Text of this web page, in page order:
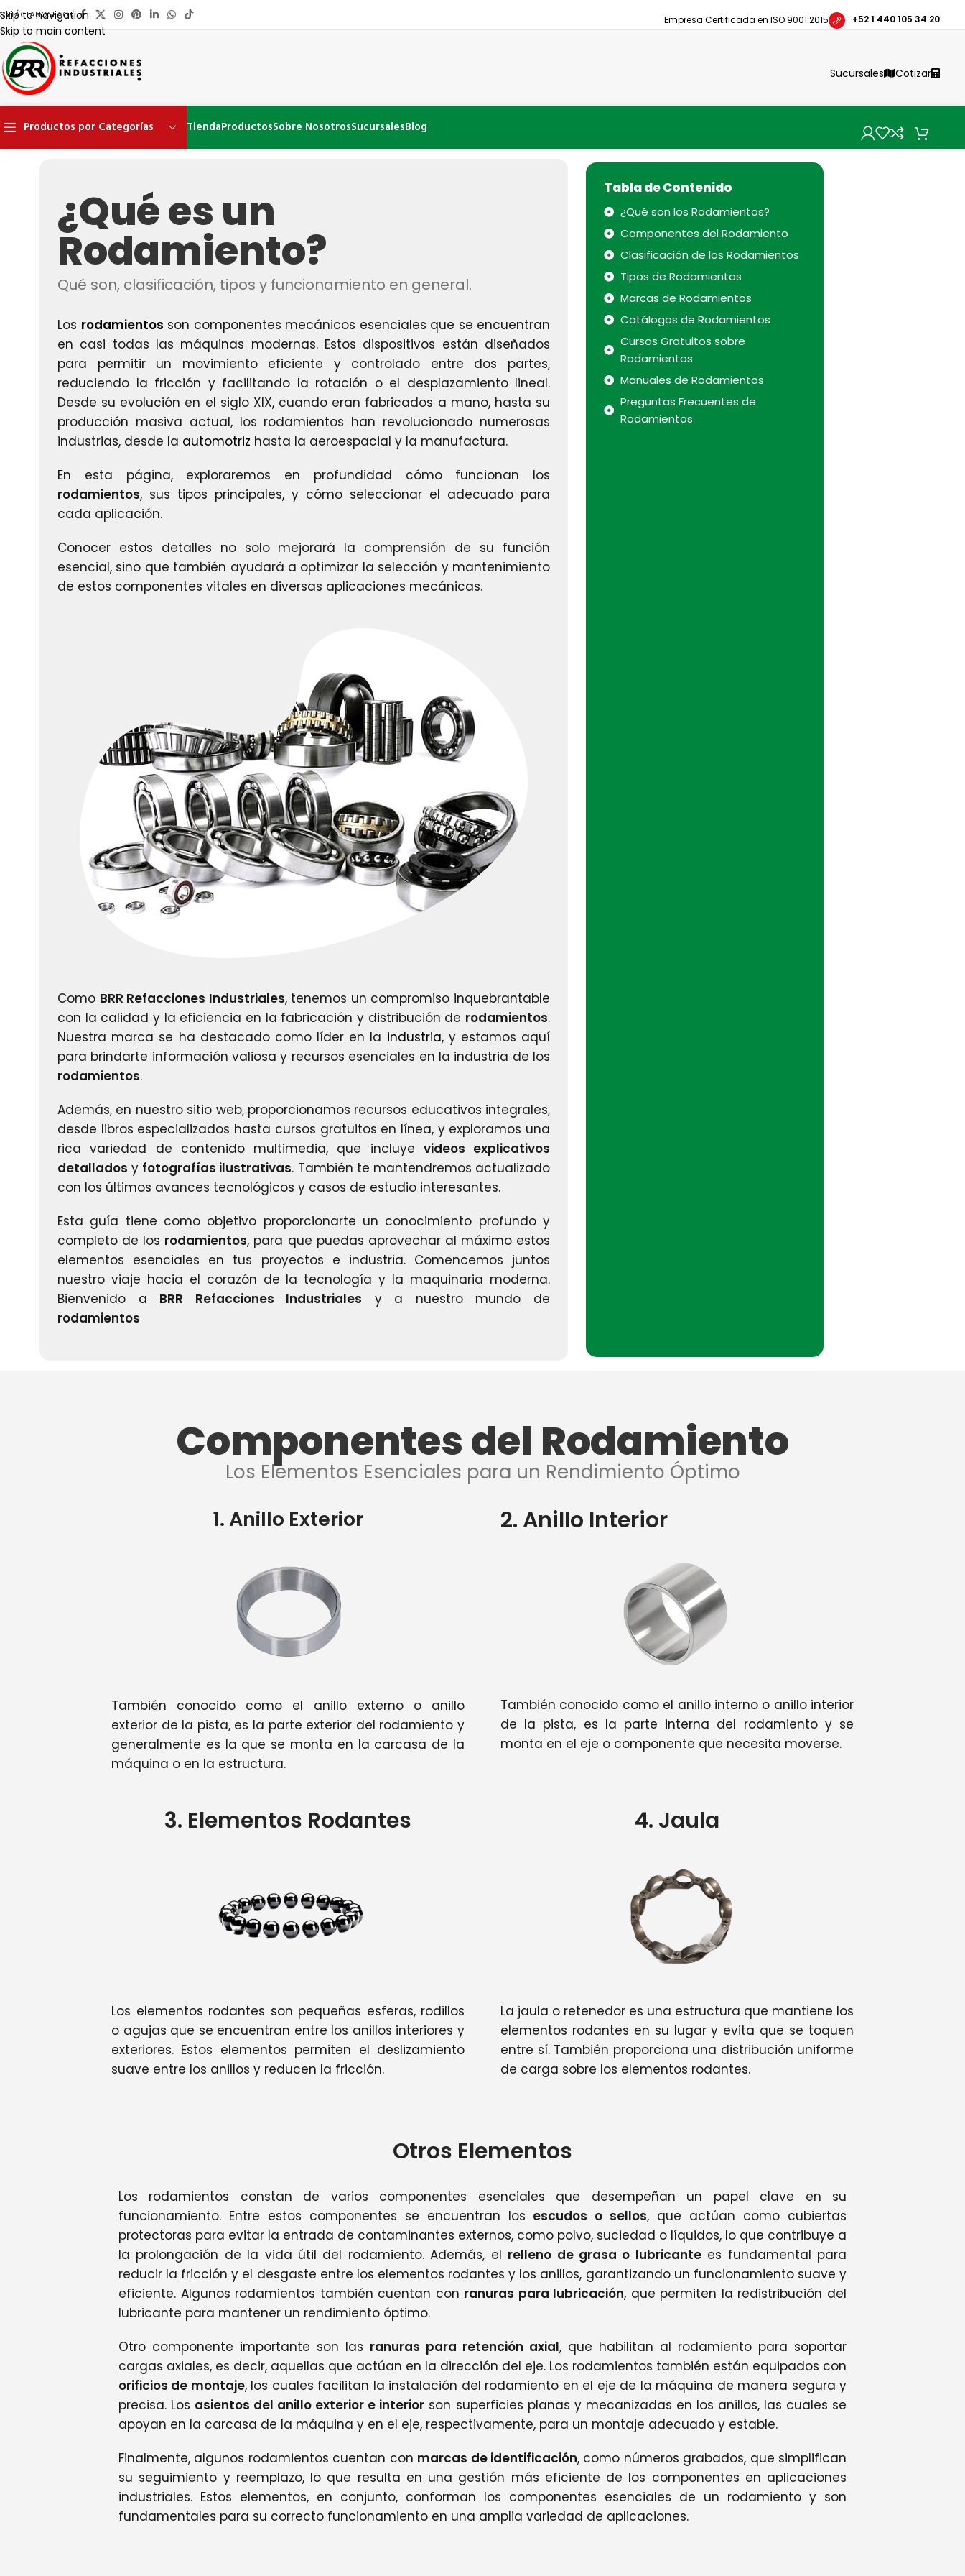
Skip to navigation
Skip to main content
FAQs Empresa Certificada en ISO 9001:2015 +52 1 440 105 34 20
Sucursales Cotizar
Productos por Categorías TiendaProductosSobre NosotrosSucursalesBlog
¿Qué es un
Rodamiento?
Qué son, clasificación, tipos y funcionamiento en general.
Los rodamientos son componentes mecánicos esenciales que se encuentran
en casi todas las máquinas modernas. Estos dispositivos están diseñados
para permitir un movimiento eficiente y controlado entre dos partes,
reduciendo la fricción y facilitando la rotación o el desplazamiento lineal.
Desde su evolución en el siglo XIX, cuando eran fabricados a mano, hasta su
producción masiva actual, los rodamientos han revolucionado numerosas
industrias, desde la automotriz hasta la aeroespacial y la manufactura.
En esta página, exploraremos en profundidad cómo funcionan los
rodamientos, sus tipos principales, y cómo seleccionar el adecuado para
cada aplicación.
Conocer estos detalles no solo mejorará la comprensión de su función
esencial, sino que también ayudará a optimizar la selección y mantenimiento
de estos componentes vitales en diversas aplicaciones mecánicas.
Como BRR Refacciones Industriales, tenemos un compromiso inquebrantable
con la calidad y la eficiencia en la fabricación y distribución de rodamientos.
Nuestra marca se ha destacado como líder en la industria, y estamos aquí
para brindarte información valiosa y recursos esenciales en la industria de los
rodamientos.
Además, en nuestro sitio web, proporcionamos recursos educativos integrales,
desde libros especializados hasta cursos gratuitos en línea, y exploramos una
rica variedad de contenido multimedia, que incluye videos explicativos
detallados y fotografías ilustrativas. También te mantendremos actualizado
con los últimos avances tecnológicos y casos de estudio interesantes.
Esta guía tiene como objetivo proporcionarte un conocimiento profundo y
completo de los rodamientos, para que puedas aprovechar al máximo estos
elementos esenciales en tus proyectos e industria. Comencemos juntos
nuestro viaje hacia el corazón de la tecnología y la maquinaria moderna.
Bienvenido a BRR Refacciones Industriales y a nuestro mundo de
rodamientos
Tabla de Contenido
¿Qué son los Rodamientos?
Componentes del Rodamiento
Clasificación de los Rodamientos
Tipos de Rodamientos
Marcas de Rodamientos
Catálogos de Rodamientos
Cursos Gratuitos sobre
Rodamientos
Manuales de Rodamientos
Preguntas Frecuentes de
Rodamientos
Componentes del Rodamiento
Los Elementos Esenciales para un Rendimiento Óptimo
1. Anillo Exterior
También conocido como el anillo externo o anillo
exterior de la pista, es la parte exterior del rodamiento y
generalmente es la que se monta en la carcasa de la
máquina o en la estructura.
2. Anillo Interior
También conocido como el anillo interno o anillo interior
de la pista, es la parte interna del rodamiento y se
monta en el eje o componente que necesita moverse.
3. Elementos Rodantes
Los elementos rodantes son pequeñas esferas, rodillos
o agujas que se encuentran entre los anillos interiores y
exteriores. Estos elementos permiten el deslizamiento
suave entre los anillos y reducen la fricción.
4. Jaula
La jaula o retenedor es una estructura que mantiene los
elementos rodantes en su lugar y evita que se toquen
entre sí. También proporciona una distribución uniforme
de carga sobre los elementos rodantes.
Otros Elementos
Los rodamientos constan de varios componentes esenciales que desempeñan un papel clave en su
funcionamiento. Entre estos componentes se encuentran los escudos o sellos, que actúan como cubiertas
protectoras para evitar la entrada de contaminantes externos, como polvo, suciedad o líquidos, lo que contribuye a
la prolongación de la vida útil del rodamiento. Además, el relleno de grasa o lubricantees fundamental para
reducir la fricción y el desgaste entre los elementos rodantes y los anillos, garantizando un funcionamiento suave y
eficiente. Algunos rodamientos también cuentan con ranuras para lubricación, que permiten la redistribución del
lubricante para mantener un rendimiento óptimo.
Otro componente importante son las ranuras para retención axial, que habilitan al rodamiento para soportar
cargas axiales, es decir, aquellas que actúan en la dirección del eje. Los rodamientos también están equipados con
orificios de montaje, los cuales facilitan la instalación del rodamiento en el eje de la máquina de manera segura y
precisa. Los asientos del anillo exterior e interior son superficies planas y mecanizadas en los anillos, las cuales se
apoyan en la carcasa de la máquina y en el eje, respectivamente, para un montaje adecuado y estable.
Finalmente, algunos rodamientos cuentan con marcas de identificación, como números grabados, que simplifican
su seguimiento y reemplazo, lo que resulta en una gestión más eficiente de los componentes en aplicaciones
industriales. Estos elementos, en conjunto, conforman los componentes esenciales de un rodamiento y son
fundamentales para su correcto funcionamiento en una amplia variedad de aplicaciones.